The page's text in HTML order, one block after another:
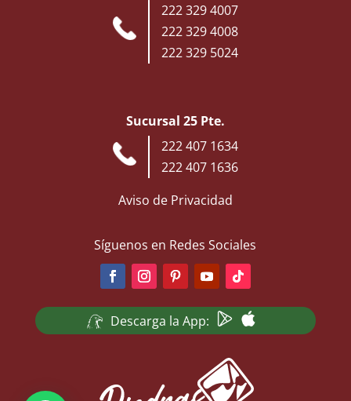
222 329 4007
222 329 4008
222 329 5024
Sucursal 25 Pte.
222 407 1634
222 407 1636
Aviso de Privacidad
Síguenos en Redes Sociales
Descarga la App: